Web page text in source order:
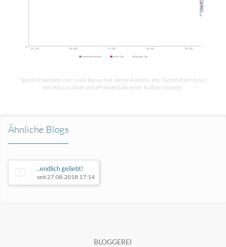
*gezählt werden nur reale Besucher, keine Robots, etc. Gezählt wird nur
ein Hit pro Visit und IP innerhalb einer halben Stunde.
Ähnliche Blogs
..endlich geliebt!
seit 27.08.2018 17:14
BLOGGEREI